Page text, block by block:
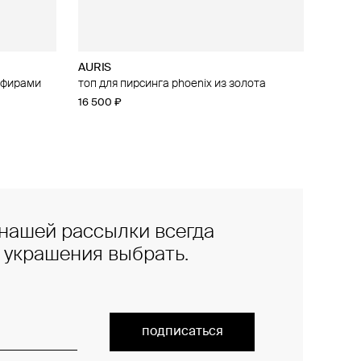
AURIS
топ для пирсинга phoenix из золота
16 500 ₽
золота
рассылки всегда
украшения выбрать.
подписаться